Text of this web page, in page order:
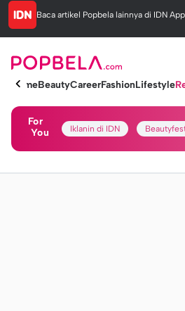
Baca artikel Popbela lainnya di IDN App
HomeBeautyCareerFashionLifestyle
For
You
Iklanin di IDN